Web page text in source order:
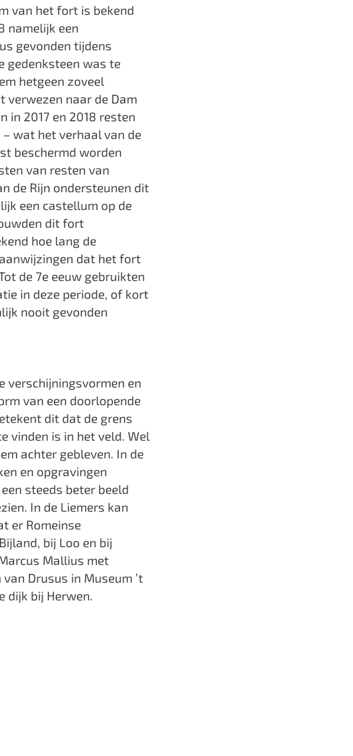
van het fort is bekend
namelijk een
gevonden tijdens
gedenksteen was te
hetgeen zoveel
verwezen naar de Dam
in 2017 en 2018 resten
wat het verhaal van de
beschermd worden
van resten van
de Rijn ondersteunen dit
een castellum op de
dit fort
hoe lang de
dat het fort
de 7e eeuw gebruikten
in deze periode, of kort
nooit gevonden
verschijningsvormen en
van een doorlopende
dit dat de grens
vinden is in het veld. Wel
achter gebleven. In de
en opgravingen
steeds beter beeld
In de Liemers kan
er Romeinse
bij Loo en bij
Mallius met
Drusus in Museum ’t
dijk bij Herwen.